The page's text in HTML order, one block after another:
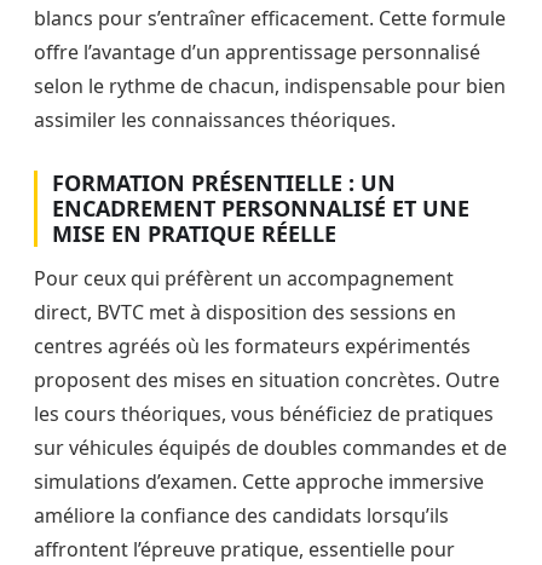
blancs pour s’entraîner efficacement. Cette formule
offre l’avantage d’un apprentissage personnalisé
selon le rythme de chacun, indispensable pour bien
assimiler les connaissances théoriques.
FORMATION PRÉSENTIELLE : UN
ENCADREMENT PERSONNALISÉ ET UNE
MISE EN PRATIQUE RÉELLE
Pour ceux qui préfèrent un accompagnement
direct, BVTC met à disposition des sessions en
centres agréés où les formateurs expérimentés
proposent des mises en situation concrètes. Outre
les cours théoriques, vous bénéficiez de pratiques
sur véhicules équipés de doubles commandes et de
simulations d’examen. Cette approche immersive
améliore la confiance des candidats lorsqu’ils
affrontent l’épreuve pratique, essentielle pour